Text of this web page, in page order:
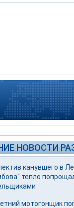
НОВОСТИ
канувшего в
тепло
мотогонщик